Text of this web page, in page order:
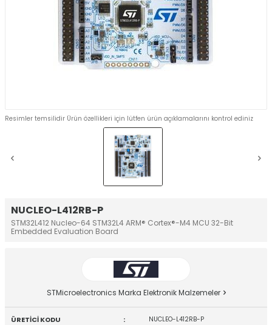
NUCLEO-L412RB-P
STM32L412 Nucleo-64 STM32L4 ARM® Cortex®-M4 MCU 32-Bit
Embedded Evaluation Board
Resimler temsilidir Ürün özellikleri için lütfen ürün açıklamalarını kontrol ediniz
STMicroelectronics Marka Elektronik Malzemeler
ÜRETİCİ KODU : NUCLEO-L412RB-P